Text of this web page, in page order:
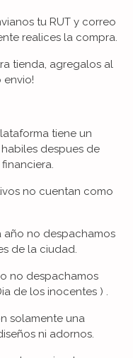
tu RUT y correo
realices la compra.
tienda, agregalos al
envio!
tiene un
despues de
no cuentan como
año no despachamos
de la ciudad.
no despachamos
de los inocentes ) .
solamente una
ni adornos.